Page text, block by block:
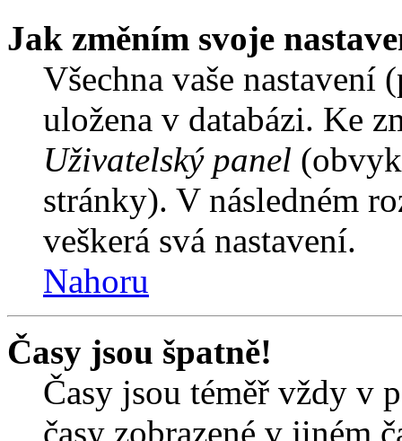
Jak změním svoje
Všechna vaše
uložena v databázi. Ke
Uživatelský panel
stránky). V následném
veškerá svá nastavení.
Nahoru
Časy jsou špatně!
Časy jsou téměř vždy v
časy zobrazené v jiném